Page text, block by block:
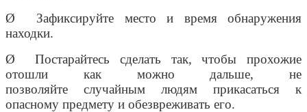
Ø Зафиксируйте место и время обнаружения
находки.
Ø Постарайтесь сделать так, чтобы прохожие
отошли как можно дальше, не
позволяйте случайным людям прикасаться к
опасному предмету и обезвреживать его.